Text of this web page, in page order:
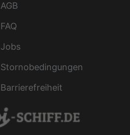
AGB
FAQ
Jobs
Stornobedingungen
Barrierefreiheit